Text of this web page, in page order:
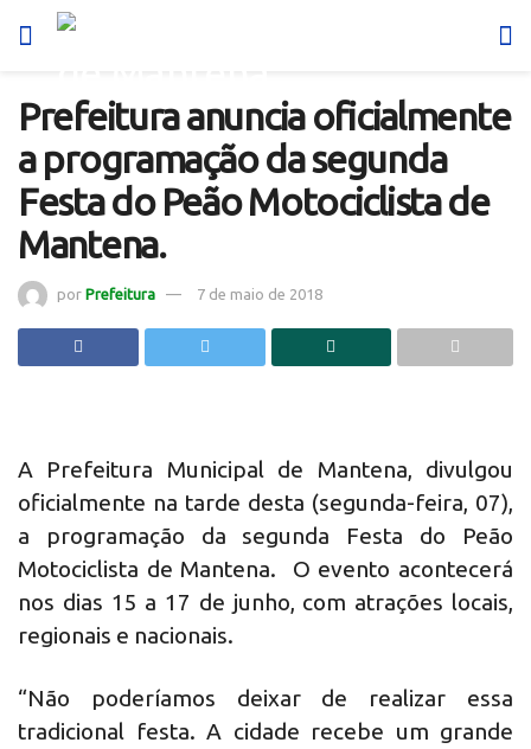
Prefeitura anuncia oficialmente
a programação da segunda
Festa do Peão Motociclista de
Mantena.
por Prefeitura 7 de maio de 2018
A Prefeitura Municipal de Mantena, divulgou
oficialmente na tarde desta (segunda-feira, 07),
a programação da segunda Festa do Peão
Motociclista de Mantena. O evento acontecerá
nos dias 15 a 17 de junho, com atrações locais,
regionais e nacionais.
“Não poderíamos deixar de realizar essa
tradicional festa. A cidade recebe um grande